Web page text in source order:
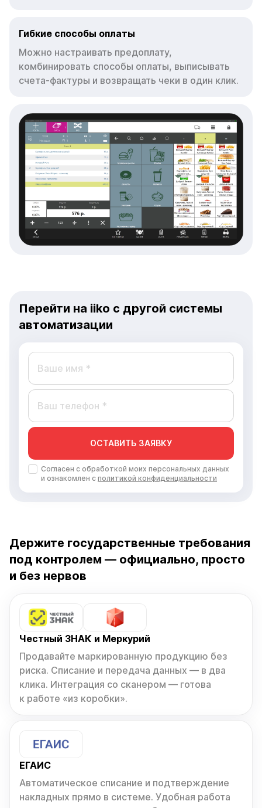
Гибкие способы оплаты
Можно настраивать предоплату,
комбинировать способы оплаты, выписывать
счета-фактуры и возвращать чеки в один клик.
Перейти на iiko с другой системы
автоматизации
ОСТАВИТЬ ЗАЯВКУ
Согласен с обработкой моих персональных данных
и ознакомлен с политикой конфиденциальности
Держите государственные требования
под контролем — официально, просто
и без нервов
Честный ЗНАК и Меркурий
Продавайте маркированную продукцию без
риска. Списание и передача данных — в два
клика. Интеграция со сканером — готова
к работе «из коробки».
ЕГАИС
Автоматическое списание и подтверждение
накладных прямо в системе. Удобная работа